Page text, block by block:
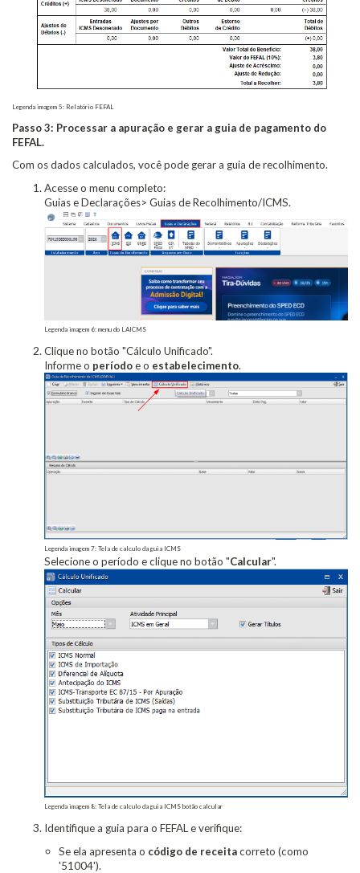
Legenda imagem 5: Relatório FEFAL
Passo 3: Processar a apuração e gerar a guia de pagamento do
FEFAL.
Com os dados calculados, você pode gerar a guia de recolhimento.
Acesse o menu completo:
Guias e Declarações> Guias de Recolhimento/ICMS.
Legenda imagem 6: menu do LAICMS
Clique no botão "Cálculo Unificado".
Informe o períodoe o estabelecimento.
Legenda imagem 7: Tela de calculo da guia ICMS
Selecione o período e clique no botão "Calcular".
Legenda imagem 8: Tela de calculo da guia ICMS botão calcular
Identifique a guia para o FEFAL e verifique:
Se ela apresenta o código de receitacorreto (como
'51004').